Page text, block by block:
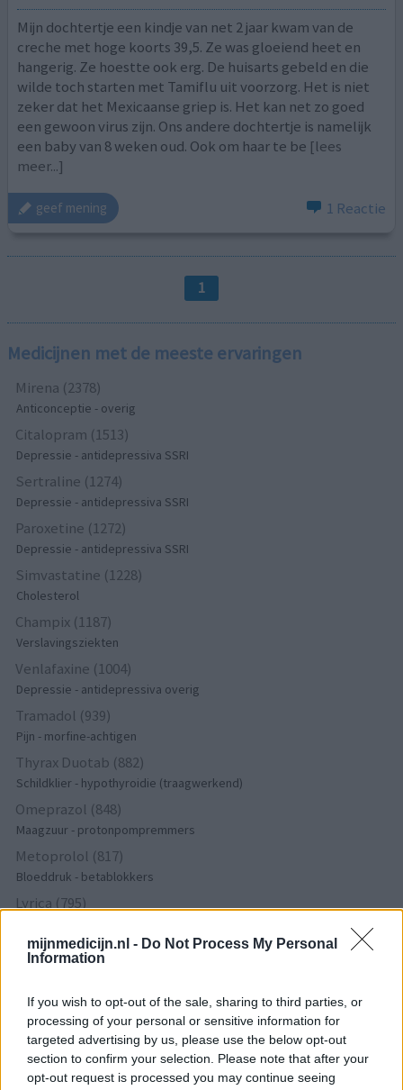
mijnmedicijn.nl - Do Not Process My Personal
Information
If you wish to opt-out of the sale, sharing to third parties, or
processing of your personal or sensitive information for
targeted advertising by us, please use the below opt-out
section to confirm your selection. Please note that after your
opt-out request is processed you may continue seeing
Mijn dochtertje een kindje van net 2 jaar kwam van de
creche met hoge koorts 39,5. Ze was gloeiend heet en
hangerig. Ze hoestte ook erg. De huisarts gebeld en die
wilde toch starten met Tamiflu uit voorzorg. Het is niet
zeker dat het Mexicaanse griep is. Het kan net zo goed
een gewoon virus zijn. Ons andere dochtertje is namelijk
een baby van 8 weken oud. Ook om haar te be [lees
meer...]
geef mening 1 Reactie
1
Medicijnen met de meeste ervaringen
Mirena (2378)
Anticonceptie - overig
Citalopram (1513)
Depressie - antidepressiva SSRI
Sertraline (1274)
Depressie - antidepressiva SSRI
Paroxetine (1272)
Depressie - antidepressiva SSRI
Simvastatine (1228)
Cholesterol
Champix (1187)
Verslavingsziekten
Venlafaxine (1004)
Depressie - antidepressiva overig
Tramadol (939)
Pijn - morfine-achtigen
Thyrax Duotab (882)
Schildklier - hypothyroidie (traagwerkend)
Omeprazol (848)
Maagzuur - protonpompremmers
Metoprolol (817)
Bloeddruk - betablokkers
Lyrica (795)
Furabid (735)
Mirtazapine (731)
Depressie - antidepressiva overig
Amitriptyline (699)
Depressie - antidepressiva TCA